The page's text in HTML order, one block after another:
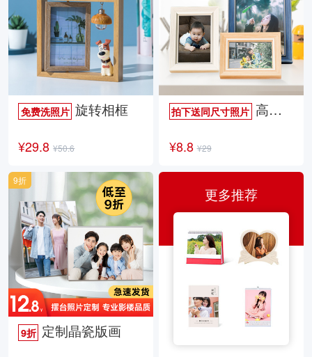
免费洗照片 旋转相框
¥29.8 ¥50.6
拍下送同尺寸照片高档欧式相框
¥8.8 ¥29
9折 定制晶瓷版画
9折
更多推荐